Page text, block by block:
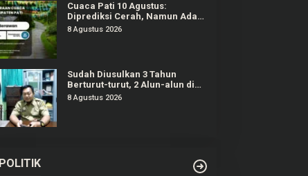
Cuaca Pati 10 Agustus:
Diprediksi Cerah, Namun Ada
Potensi Gelombang Tinggi di
8 Agustus 2026
Sudah Diusulkan 3 Tahun
Berturut-turut, 2 Alun-alun di
Pati Gagal Dipercantik
8 Agustus 2026
POLITIK